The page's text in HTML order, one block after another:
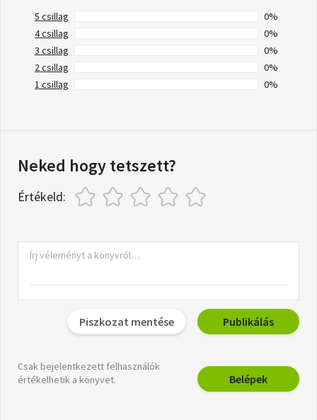
5 csillag
0%
4 csillag
0%
3 csillag
0%
2 csillag
0%
1 csillag
0%
Neked hogy tetszett?
Értékeld:
Piszkozat mentése Publikálás
Csak bejelentkezett felhasználók
értékelhetik a könyvet.
Belépek